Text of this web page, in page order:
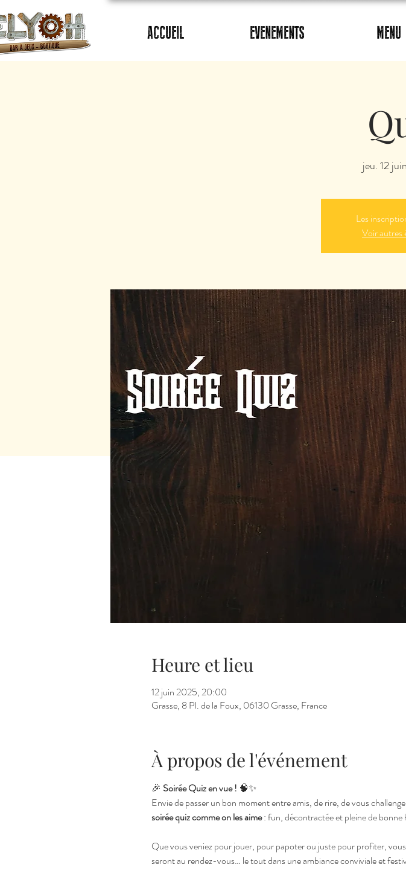
ACCUEIL EVENEMENTS MENU
jeu. 12 juin
Les
Voir autres
Heure et lieu
12 juin 2025, 20:00
Grasse, 8 Pl. de la Foux, 06130 Grasse, France
À propos de l'événement
🎉 Soirée Quiz en vue ! 🧠✨
Envie de passer un bon moment entre amis, de rire, de vous
soirée quiz comme on les aime : fun, décontractée et pleine de
Que vous veniez pour jouer, pour papoter ou juste pour profiter,
seront au rendez-vous… le tout dans une ambiance conviviale et